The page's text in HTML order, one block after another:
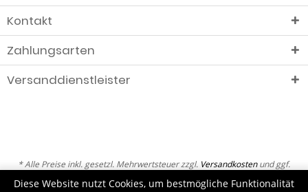
Kontakt
Zahlungsarten
Versanddienstleister
* Alle Preise inkl. gesetzl. Mehrwertsteuer zzgl. Versandkostenund ggf.
Nachnahmegebühren, wenn nicht anders beschrieben
Diese Website nutzt Cookies, um bestmögliche Funktionalität